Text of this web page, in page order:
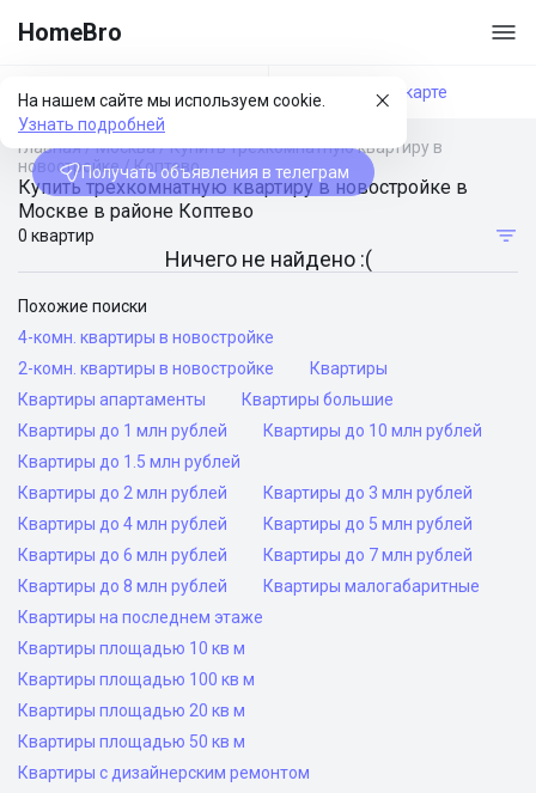
HomeBro
На нашем сайте мы используем cookie.
Узнать подробней
Получать объявления в телеграм
Фильтры На карте
Главная/Москва/Купить трехкомнатную квартиру в
новостройке/Коптево
Купить трехкомнатную квартиру в новостройке в
Москве в районе Коптево
0 квартир
Ничего не найдено :(
Похожие поиски
4-комн. квартиры в новостройке
2-комн. квартиры в новостройке
Квартиры
Квартиры апартаменты
Квартиры большие
Квартиры до 1 млн рублей
Квартиры до 10 млн рублей
Квартиры до 1.5 млн рублей
Квартиры до 2 млн рублей
Квартиры до 3 млн рублей
Квартиры до 4 млн рублей
Квартиры до 5 млн рублей
Квартиры до 6 млн рублей
Квартиры до 7 млн рублей
Квартиры до 8 млн рублей
Квартиры малогабаритные
Квартиры на последнем этаже
Квартиры площадью 10 кв м
Квартиры площадью 100 кв м
Квартиры площадью 20 кв м
Квартиры площадью 50 кв м
Квартиры с дизайнерским ремонтом